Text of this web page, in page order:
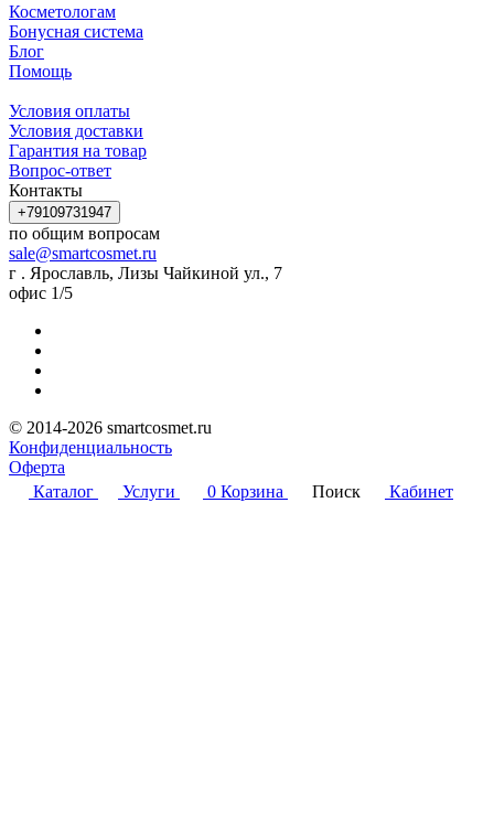
Косметологам
Бонусная система
Блог
Помощь
Условия оплаты
Условия доставки
Гарантия на товар
Вопрос-ответ
Контакты
+79109731947
по общим вопросам
sale@smartcosmet.ru
г . Ярославль, Лизы Чайкиной ул., 7
офис 1/5
© 2014-2026 smartcosmet.ru
Конфиденциальность
Оферта
Каталог
Услуги 0 Корзина Поиск Кабинет